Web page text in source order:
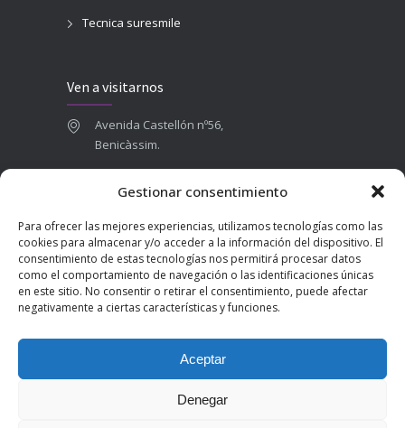
Gestionar consentimiento
Para ofrecer las mejores experiencias, utilizamos tecnologías como las
cookies para almacenar y/o acceder a la información del dispositivo. El
consentimiento de estas tecnologías nos permitirá procesar datos
como el comportamiento de navegación o las identificaciones únicas
en este sitio. No consentir o retirar el consentimiento, puede afectar
negativamente a ciertas características y funciones.
Aceptar
Denegar
Tecnica suresmile
Ven a visitarnos
Avenida Castellón nº56,
Benicàssim.
665 787 673
admin@clinicadentalbenicasim.com